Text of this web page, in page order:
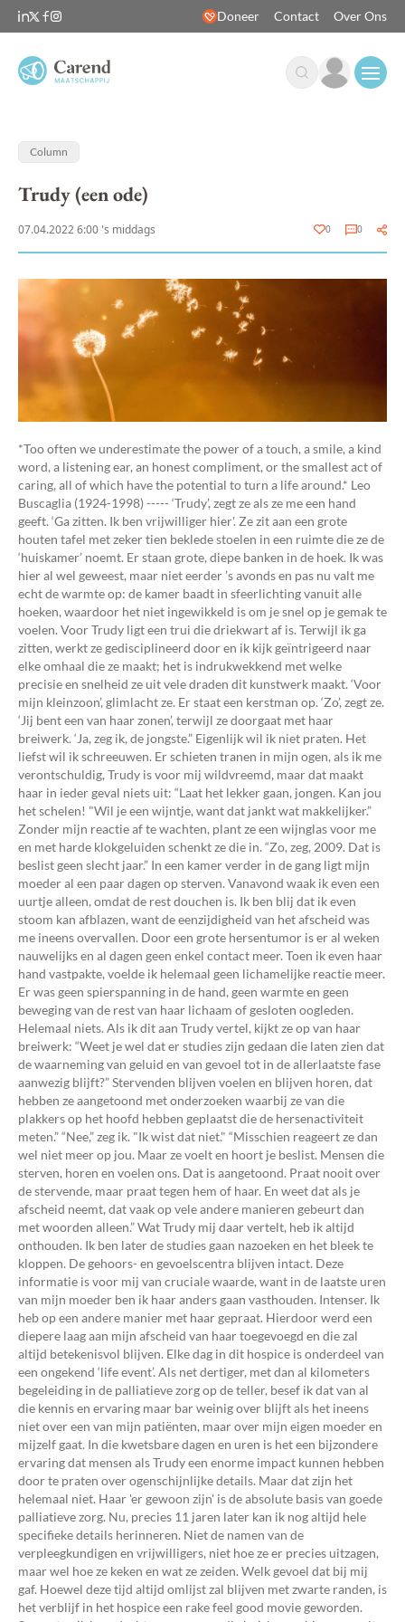
Doneer Contact Over Ons
Column
Trudy (een ode)
07.04.2022 6:00 's middags 0 0
*Too often we underestimate the power of a touch, a smile, a kind
word, a listening ear, an honest compliment, or the smallest act of
caring, all of which have the potential to turn a life around.* Leo
Buscaglia (1924-1998) ----- ‘Trudy’, zegt ze als ze me een hand
geeft. ‘Ga zitten. Ik ben vrijwilliger hier'. Ze zit aan een grote
houten tafel met zeker tien beklede stoelen in een ruimte die ze de
‘huiskamer’ noemt. Er staan grote, diepe banken in de hoek. Ik was
hier al wel geweest, maar niet eerder ’s avonds en pas nu valt me
echt de warmte op: de kamer baadt in sfeerlichting vanuit alle
hoeken, waardoor het niet ingewikkeld is om je snel op je gemak te
voelen. Voor Trudy ligt een trui die driekwart af is. Terwijl ik ga
zitten, werkt ze gedisciplineerd door en ik kijk geïntrigeerd naar
elke omhaal die ze maakt; het is indrukwekkend met welke
precisie en snelheid ze uit vele draden dit kunstwerk maakt. ‘Voor
mijn kleinzoon’, glimlacht ze. Er staat een kerstman op. ‘Zo’, zegt ze.
‘Jij bent een van haar zonen’, terwijl ze doorgaat met haar
breiwerk. ‘Ja, zeg ik, de jongste.” Eigenlijk wil ik niet praten. Het
liefst wil ik schreeuwen. Er schieten tranen in mijn ogen, als ik me
verontschuldig, Trudy is voor mij wildvreemd, maar dat maakt
haar in ieder geval niets uit: “Laat het lekker gaan, jongen. Kan jou
het schelen! "Wil je een wijntje, want dat jankt wat makkelijker.”
Zonder mijn reactie af te wachten, plant ze een wijnglas voor me
en met harde klokgeluiden schenkt ze die in. “Zo, zeg, 2009. Dat is
beslist geen slecht jaar.” In een kamer verder in de gang ligt mijn
moeder al een paar dagen op sterven. Vanavond waak ik even een
uurtje alleen, omdat de rest douchen is. Ik ben blij dat ik even
stoom kan afblazen, want de eenzijdigheid van het afscheid was
me ineens overvallen. Door een grote hersentumor is er al weken
nauwelijks en al dagen geen enkel contact meer. Toen ik even haar
hand vastpakte, voelde ik helemaal geen lichamelijke reactie meer.
Er was geen spierspanning in de hand, geen warmte en geen
beweging van de rest van haar lichaam of gesloten oogleden.
Helemaal niets. Als ik dit aan Trudy vertel, kijkt ze op van haar
breiwerk: “Weet je wel dat er studies zijn gedaan die laten zien dat
de waarneming van geluid en van gevoel tot in de allerlaatste fase
aanwezig blijft?” Stervenden blijven voelen en blijven horen, dat
hebben ze aangetoond met onderzoeken waarbij ze van die
plakkers op het hoofd hebben geplaatst die de hersenactiviteit
meten.” “Nee,” zeg ik. "Ik wist dat niet." “Misschien reageert ze dan
wel niet meer op jou. Maar ze voelt en hoort je beslist. Mensen die
sterven, horen en voelen ons. Dat is aangetoond. Praat nooit over
de stervende, maar praat tegen hem of haar. En weet dat als je
afscheid neemt, dat vaak op vele andere manieren gebeurt dan
met woorden alleen.” Wat Trudy mij daar vertelt, heb ik altijd
onthouden. Ik ben later de studies gaan nazoeken en het bleek te
kloppen. De gehoors- en gevoelscentra blijven intact. Deze
informatie is voor mij van cruciale waarde, want in de laatste uren
van mijn moeder ben ik haar anders gaan vasthouden. Intenser. Ik
heb op een andere manier met haar gepraat. Hierdoor werd een
diepere laag aan mijn afscheid van haar toegevoegd en die zal
altijd betekenisvol blijven. Elke dag in dit hospice is onderdeel van
een ongekend ‘life event’. Als net dertiger, met dan al kilometers
begeleiding in de palliatieve zorg op de teller, besef ik dat van al
die kennis en ervaring maar bar weinig over blijft als het ineens
niet over een van mijn patiënten, maar over mijn eigen moeder en
mijzelf gaat. In die kwetsbare dagen en uren is het een bijzondere
ervaring dat mensen als Trudy een enorme impact kunnen hebben
door te praten over ogenschijnlijke details. Maar dat zijn het
helemaal niet. Haar 'er gewoon zijn' is de absolute basis van goede
palliatieve zorg. Nu, precies 11 jaren later kan ik nog altijd hele
specifieke details herinneren. Niet de namen van de
verpleegkundigen en vrijwilligers, niet hoe ze er precies uitzagen,
maar wel hoe ze keken en wat ze zeiden. Welk gevoel dat bij mij
gaf. Hoewel deze tijd altijd omlijst zal blijven met zwarte randen, is
het verblijf in het hospice een rake feel good movie geworden.